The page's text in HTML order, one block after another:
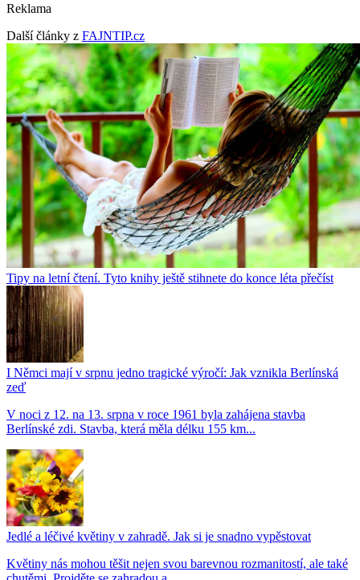
Reklama
Další články z FAJNTIP.cz
Tipy na letní čtení. Tyto knihy ještě stihnete do konce léta přečíst
I Němci mají v srpnu jedno tragické výročí: Jak vznikla Berlínská
zeď
V noci z 12. na 13. srpna v roce 1961 byla zahájena stavba
Berlínské zdi. Stavba, která měla délku 155 km...
Jedlé a léčivé květiny v zahradě. Jak si je snadno vypěstovat
Květiny nás mohou těšit nejen svou barevnou rozmanitostí, ale také